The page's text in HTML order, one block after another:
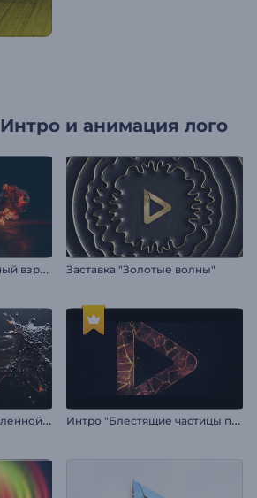
Интро и анимация лого
А
нимация лого: Эпичный взрыв Заставка "Золотые волны"
И
нтро "Всплеск раскаленной жидкости" И
нтро "Блестящие частицы пламени"